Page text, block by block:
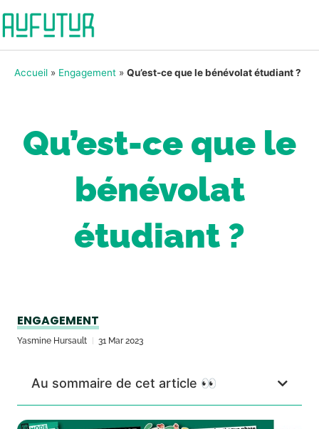
Accueil » Engagement » Qu’est-ce que le bénévolat étudiant ?
Qu’est-ce que le
bénévolat
étudiant ?
ENGAGEMENT
Yasmine Hursault 31 Mar 2023
Au sommaire de cet article 👀